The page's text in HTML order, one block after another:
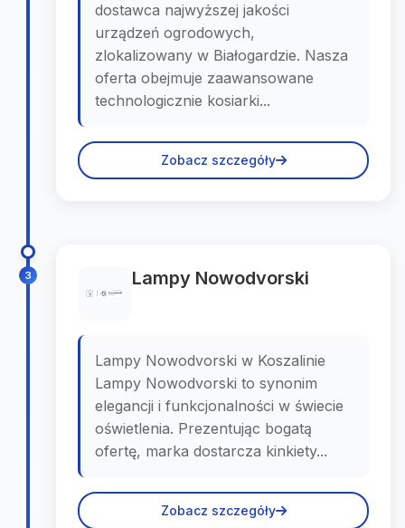
dostawca najwyższej jakości
urządzeń ogrodowych,
zlokalizowany w Białogardzie. Nasza
oferta obejmuje zaawansowane
technologicznie kosiarki...
Zobacz szczegóły
3 Lampy Nowodvorski
Lampy Nowodvorski w Koszalinie
Lampy Nowodvorski to synonim
elegancji i funkcjonalności w świecie
oświetlenia. Prezentując bogatą
ofertę, marka dostarcza kinkiety...
Zobacz szczegóły